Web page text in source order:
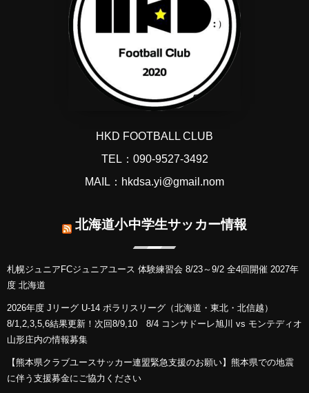
HKD FOOTBALL CLUB
TEL：090-9527-3492
MAIL：hkdsa.yi@gmail.nom
北海道小中学生サッカー情報
札幌ジュニアFCジュニアユース 体験練習会 8/23～9/2 全4回開催 2027年
度 北海道
2026年度 Jリーグ U-14 ポラリスリーグ（北海道・東北・北信越）
8/1,2,3,5,6結果更新！次回8/9,10 8/4 コンサドーレ旭川 vs モンテディオ
山形庄内の情報募集
【熊本県クラブユースサッカー連盟緊急支援のお願い】熊本県での地震
に伴う支援募金にご協力ください